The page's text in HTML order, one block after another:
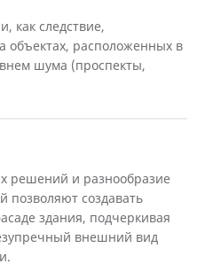
как следствие,
объектах, расположенных в
шума (проспекты,
решений и разнообразие
позволяют создавать
здания, подчеркивая
внешний вид